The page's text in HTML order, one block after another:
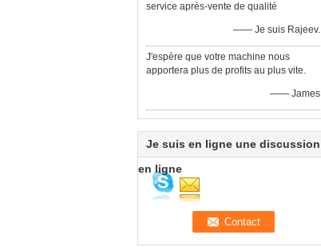
service après-vente de qualité
—— Je suis Rajeev.
J'espère que votre machine nous
apportera plus de profits au plus vite.
—— James
Je suis en ligne une discussion
en ligne